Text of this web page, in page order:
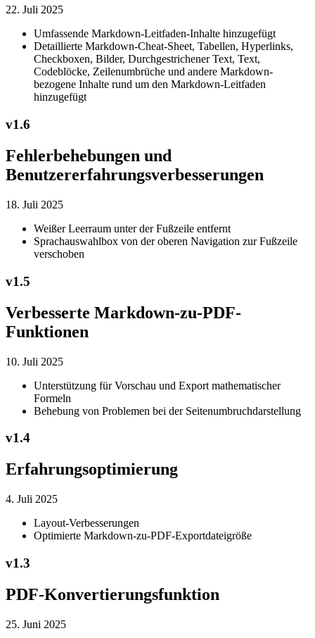
22. Juli 2025
Umfassende Markdown-Leitfaden-Inhalte hinzugefügt
Detaillierte Markdown-Cheat-Sheet, Tabellen, Hyperlinks,
Checkboxen, Bilder, Durchgestrichener Text, Text,
Codeblöcke, Zeilenumbrüche und andere Markdown-
bezogene Inhalte rund um den Markdown-Leitfaden
hinzugefügt
v1.6
Fehlerbehebungen und
Benutzererfahrungsverbesserungen
18. Juli 2025
Weißer Leerraum unter der Fußzeile entfernt
Sprachauswahlbox von der oberen Navigation zur Fußzeile
verschoben
v1.5
Verbesserte Markdown-zu-PDF-
Funktionen
10. Juli 2025
Unterstützung für Vorschau und Export mathematischer
Formeln
Behebung von Problemen bei der Seitenumbruchdarstellung
v1.4
Erfahrungsoptimierung
4. Juli 2025
Layout-Verbesserungen
Optimierte Markdown-zu-PDF-Exportdateigröße
v1.3
PDF-Konvertierungsfunktion
25. Juni 2025